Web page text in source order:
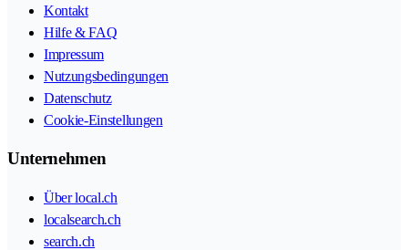
Kontakt
Hilfe & FAQ
Impressum
Nutzungsbedingungen
Datenschutz
Cookie-Einstellungen
Unternehmen
Über local.ch
localsearch.ch
search.ch